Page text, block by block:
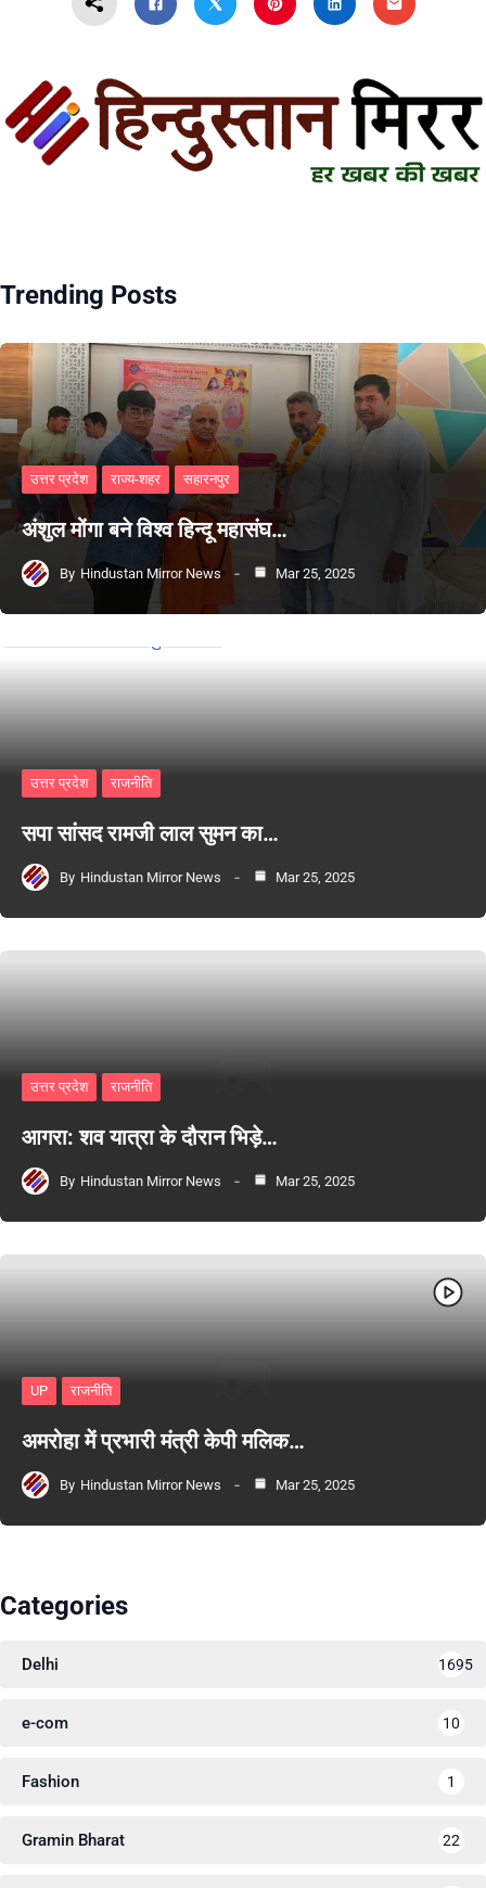
Trending Posts
उत्तर प्रदेश राज्य-शहर सहारनपुर
अंशुल मोंगा बने विश्व हिन्दू महासंघ…
By Hindustan Mirror News Mar 25, 2025
उत्तर प्रदेश राजनीति
सपा सांसद रामजी लाल सुमन का…
By Hindustan Mirror News Mar 25, 2025
उत्तर प्रदेश राजनीति
आगरा: शव यात्रा के दौरान भिड़े…
By Hindustan Mirror News Mar 25, 2025
UP राजनीति
अमरोहा में प्रभारी मंत्री केपी मलिक…
By Hindustan Mirror News Mar 25, 2025
Categories
Delhi 1695
e-com 10
Fashion 1
Gramin Bharat 22